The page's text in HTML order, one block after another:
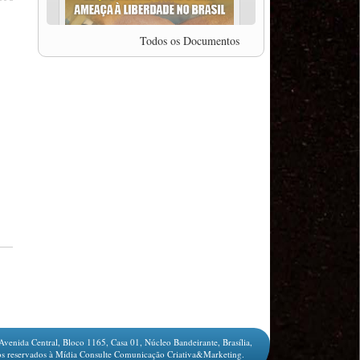
professor da Unisinos e Doutor em Ciências da
Comunicação da USP, Rafael Grohmann, que
coordena uma pesquisa internacional que visa
pressionar as plataformas digitais por melhores
MODAL-LIVE #2 Os Impactos da COVID-19 no
Trabalho Metroferroviário (2/06/2020)
Todos os Documentos
Central, Bloco 1165, Casa 01, Núcleo Bandeirante, Brasília,
reservados à Mídia Consulte Comunicação Criativa&Marketing.